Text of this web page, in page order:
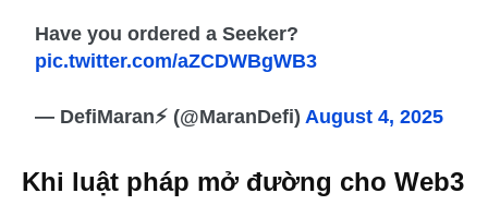
Have you ordered a Seeker?
pic.twitter.com/aZCDWBgWB3
— DefiMaran⚡ (@MaranDefi) August 4, 2025
Khi luật pháp mở đường cho Web3